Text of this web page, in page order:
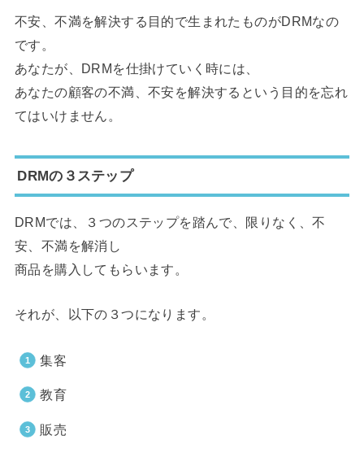
不安、不満を解決する目的で生まれたものがDRMなの
です。
あなたが、DRMを仕掛けていく時には、
あなたの顧客の不満、不安を解決するという目的を忘れ
てはいけません。
DRMの３ステップ
DRMでは、３つのステップを踏んで、限りなく、不
安、不満を解消し
商品を購入してもらいます。
それが、以下の３つになります。
集客
教育
販売